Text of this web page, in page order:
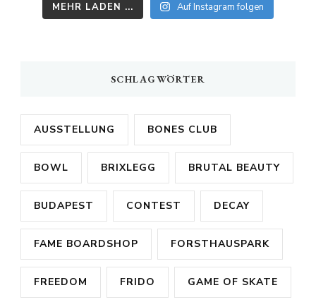
MEHR LADEN ... Auf Instagram folgen
SCHLAGWÖRTER
AUSSTELLUNG BONES CLUB
BOWL BRIXLEGG BRUTAL BEAUTY
BUDAPEST CONTEST DECAY
FAME BOARDSHOP FORSTHAUSPARK
FREEDOM FRIDO GAME OF SKATE